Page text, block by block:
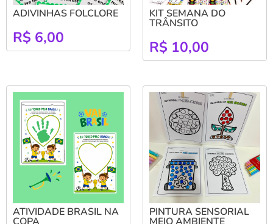
ADIVINHAS FOLCLORE
R$ 6,00
KIT SEMANA DO
TRÂNSITO
R$ 10,00
ATIVIDADE BRASIL NA PINTURA SENSORIAL